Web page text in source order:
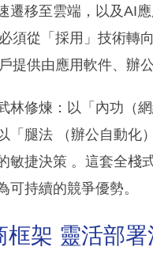
遷移至雲端，以及AI
須從「採用」技術轉
提供由應用軟件、辦
林修煉：以「內功（
「腿法 （辦公自動化
敏捷決策 。這套全棧
可持續的競爭優勢。
框架 靈活部